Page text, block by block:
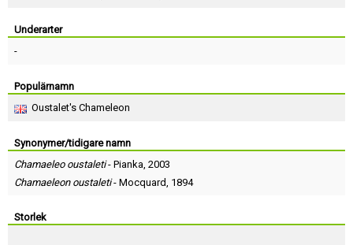
Underarter
-
Populärnamn
Oustalet's Chameleon
Synonymer/tidigare namn
Chamaeleo oustaleti- Pianka, 2003
Chamaeleon oustaleti- Mocquard, 1894
Storlek